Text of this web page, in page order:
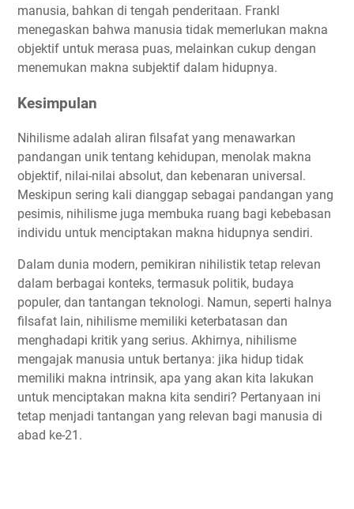
manusia, bahkan di tengah penderitaan. Frankl
menegaskan bahwa manusia tidak memerlukan makna
objektif untuk merasa puas, melainkan cukup dengan
menemukan makna subjektif dalam hidupnya.
Kesimpulan
Nihilisme adalah aliran filsafat yang menawarkan
pandangan unik tentang kehidupan, menolak makna
objektif, nilai-nilai absolut, dan kebenaran universal.
Meskipun sering kali dianggap sebagai pandangan yang
pesimis, nihilisme juga membuka ruang bagi kebebasan
individu untuk menciptakan makna hidupnya sendiri.
Dalam dunia modern, pemikiran nihilistik tetap relevan
dalam berbagai konteks, termasuk politik, budaya
populer, dan tantangan teknologi. Namun, seperti halnya
filsafat lain, nihilisme memiliki keterbatasan dan
menghadapi kritik yang serius. Akhirnya, nihilisme
mengajak manusia untuk bertanya: jika hidup tidak
memiliki makna intrinsik, apa yang akan kita lakukan
untuk menciptakan makna kita sendiri? Pertanyaan ini
tetap menjadi tantangan yang relevan bagi manusia di
abad ke-21.